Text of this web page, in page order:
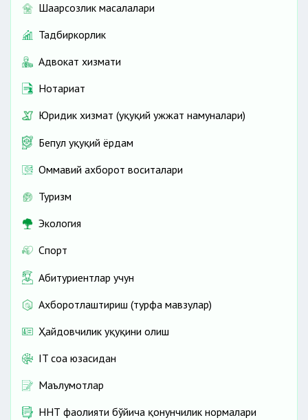
Шаҳарсозлик масалалари
Тадбиркорлик
Адвокат хизмати
Нотариат
Юридик хизмат (ҳуқуқий ҳужжат намуналари)
Бепул ҳуқуқий ёрдам
Оммавий ахборот воситалари
Туризм
Экология
Спорт
Абитуриентлар учун
Ахборотлаштириш (турфа мавзулар)
Ҳайдовчилик ҳуқуқини олиш
IT соҳа юзасидан
Маълумотлар
ННТ фаолияти бўйича қонунчилик нормалари